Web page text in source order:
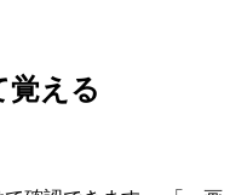
覚える